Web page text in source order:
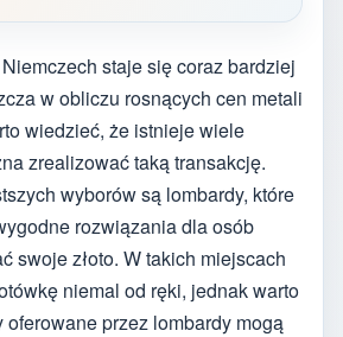
staje się coraz bardziej
w obliczu rosnących cen metali
wiedzieć, że istnieje wiele
zrealizować taką transakcję.
wyborów są lombardy, które
rozwiązania dla osób
swoje złoto. W takich miejscach
niemal od ręki, jednak warto
oferowane przez lombardy mogą